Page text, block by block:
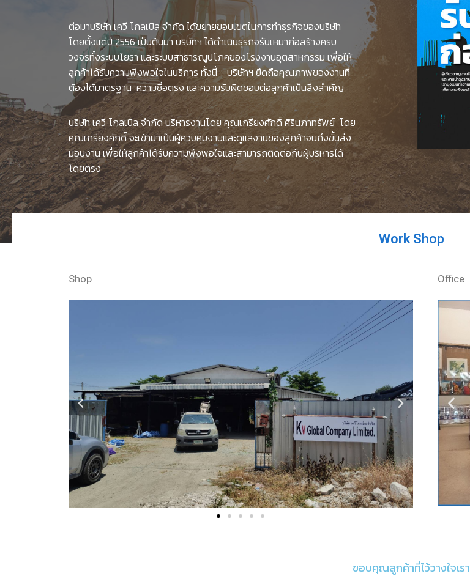
ต่อมาบริษัท เควี โกลเบิล จำกัด ได้ขยายขอบเขตในการทำธุรกิจของบริษัท
โดยตั้งแต่ปี 2556 เป็นต้นมา บริษัทฯ ได้ดำเนินธุรกิจรับเหมาก่อสร้างครบ
วงจรทั้งระบบโยธา และระบบสาธารณูปโภคของโรงงานอุตสาหกรรม เพื่อให้
ลูกค้าได้รับความพึงพอใจในบริการ ทั้งนี้ บริษัทฯ ยึดถือคุณภาพของงานที่
ต้องได้มาตรฐาน ความซื่อตรง และความรับผิดชอบต่อลูกค้าเป็นสิ่งสำคัญ
บริษัท เควี โกลเบิล จำกัด บริหารงานโดย คุณเกรียงศักดิ์ ศิรินภาทรัพย์ โดย
คุณเกรียงศักดิ์ จะเข้ามาเป็นผู้ควบคุมงานและดูแลงานของลูกค้าจนถึงขั้นส่ง
มอบงาน เพื่อให้ลูกค้าได้รับความพึงพอใจและสามารถติดต่อกับผู้บริหารได้
โดยตรง
Work Shop
Shop Office
ขอบคุณลูกค้าที่ไว้วางใจเรา